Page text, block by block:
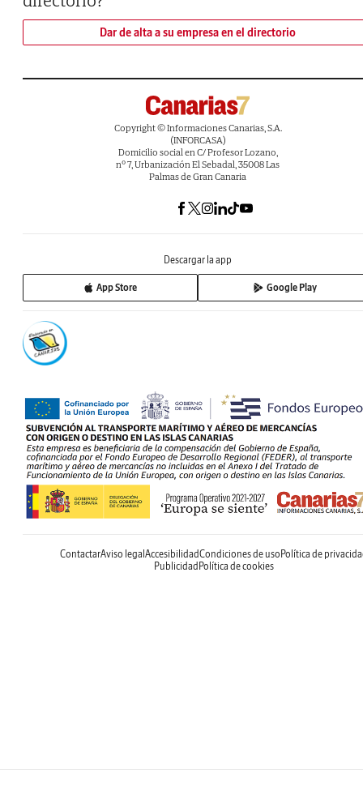
Dar de alta a su empresa en el directorio
Copyright © Informaciones Canarias, S.A.
(INFORCASA)
Domicilio social en C/ Profesor Lozano,
nº 7, Urbanización El Sebadal, 35008 Las
Palmas de Gran Canaria
Descargar la app
App Store Google Play
ContactarAviso legalAccesibilidadCondiciones de usoPolítica de
PublicidadPolítica de cookies